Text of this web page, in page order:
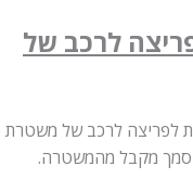
לרכב של
לרכב של משטרת
מקבל מהמשטרה.